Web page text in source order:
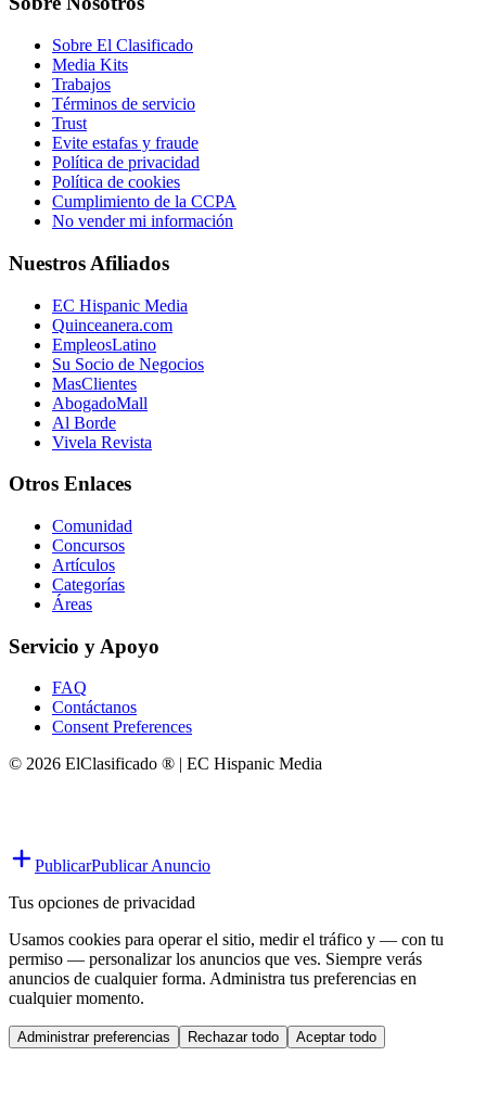
Sobre El Clasificado
Media Kits
Trabajos
Términos de servicio
Trust
Evite estafas y fraude
Política de privacidad
Política de cookies
Cumplimiento de la CCPA
No vender mi información
Nuestros Afiliados
EC Hispanic Media
Quinceanera.com
EmpleosLatino
Su Socio de Negocios
MasClientes
AbogadoMall
Al Borde
Vivela Revista
Otros Enlaces
Comunidad
Concursos
Artículos
Categorías
Áreas
Servicio y Apoyo
FAQ
Contáctanos
Consent Preferences
© 2026 ElClasificado ® | EC Hispanic Media
PublicarPublicar Anuncio
Tus opciones de privacidad
Usamos cookies para operar el sitio, medir el tráfico y — con tu
permiso — personalizar los anuncios que ves. Siempre verás
anuncios de cualquier forma. Administra tus preferencias en
cualquier momento.
Administrar preferencias Rechazar todo Aceptar todo